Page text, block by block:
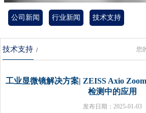
公司新闻 行业新闻 技术支持
技术支持 / 您
工业显微镜解决方案| ZEISS Axio
检测中的应用
发布日期：2025-01-03